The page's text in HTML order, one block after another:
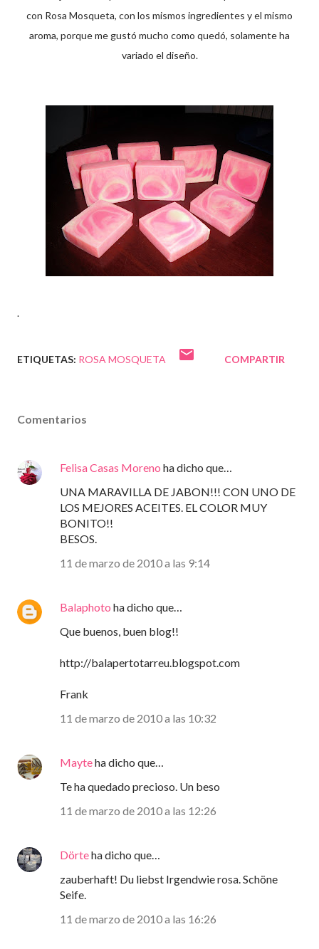
con Rosa Mosqueta, con los mismos ingredientes y el mismo
aroma, porque me gustó mucho como quedó, solamente ha
variado el diseño.
.
ETIQUETAS: ROSA MOSQUETA COMPARTIR
Comentarios
Felisa Casas Moreno ha dicho que…
UNA MARAVILLA DE JABON!!! CON UNO DE
LOS MEJORES ACEITES. EL COLOR MUY
BONITO!!
BESOS.
11 de marzo de 2010 a las 9:14
Balaphoto ha dicho que…
Que buenos, buen blog!!
http://balapertotarreu.blogspot.com
Frank
11 de marzo de 2010 a las 10:32
Mayteha dicho que…
Te ha quedado precioso. Un beso
11 de marzo de 2010 a las 12:26
Dörteha dicho que…
zauberhaft! Du liebst Irgendwie rosa. Schöne
Seife.
11 de marzo de 2010 a las 16:26